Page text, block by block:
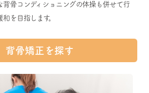
背骨コンディショニングの体操も併せて行
を目指します。
背⾻矯正を探す